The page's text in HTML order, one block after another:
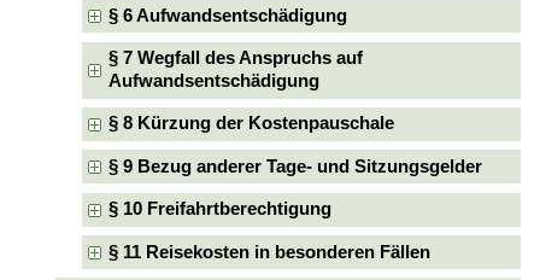
§ 6 Aufwandsentschädigung
§ 7 Wegfall des Anspruchs auf
Aufwandsentschädigung
§ 8 Kürzung der Kostenpauschale
§ 9 Bezug anderer Tage- und Sitzungsgelder
§ 10 Freifahrtberechtigung
§ 11 Reisekosten in besonderen Fällen